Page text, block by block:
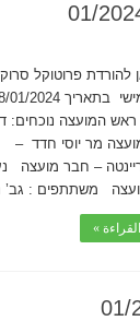
להורדת פרוטוקל
המועצה
מר יוסי חדד
– חבר מועצה
משתתפים : גב’
»